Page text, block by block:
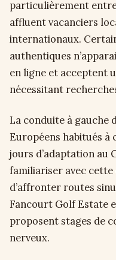
particulièrement
affluent vacanciers
internationaux.
authentiques
en ligne et acceptent
nécessitant
La conduite à gauche
Européens habitués
jours d’adaptation au
familiariser avec
d’affronter routes
Fancourt Golf Estate
proposent stages de
nerveux.